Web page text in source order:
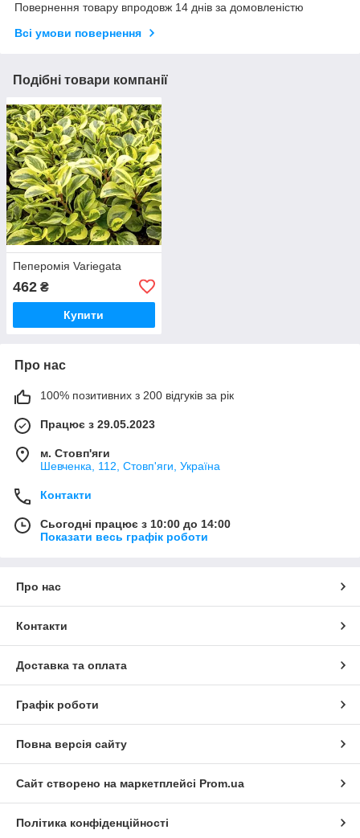
Повернення товару впродовж 14 днів за домовленістю
Всі умови повернення
Подібні товари компанії
Пеперомія Variegata
462 ₴
Купити
Про нас
100% позитивних з 200 відгуків за рік
Працює з 29.05.2023
м. Стовп'яги
Шевченка, 112, Стовп'яги, Україна
Контакти
Сьогодні працює з 10:00 до 14:00
Показати весь графік роботи
Про нас
Контакти
Доставка та оплата
Графік роботи
Повна версія сайту
Сайт створено на маркетплейсі Prom.ua
Політика конфіденційності